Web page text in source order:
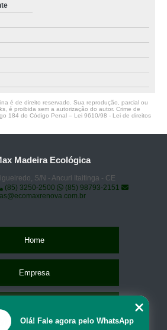
é de direito reservado. Sua reprodução, parcial ou
é proibida sem a autorização do autor. Crime de
184 do Código Penal – Lei 9610/98 - Lei de direitos
Madeira Ecológica
S/N - Ancuri Itaitinga - CE
(85) 3250-2500
(85) 98793-2151
Home
Empresa
Olá! Fale agora pelo WhatsApp